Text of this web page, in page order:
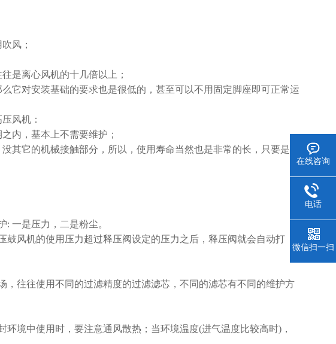
风；
是离心风机的十几倍以上；
它对安装基础的要求也是很低的，甚至可以不用固定脚座即可正常运
风机：
内，基本上不需要维护；
其它的机械接触部分，所以，使用寿命当然也是非常的长，只要是处
一是压力，二是粉尘。
鼓风机的使用压力超过释压阀设定的压力之后，释压阀就会自动打
，往往使用不同的过滤精度的过滤滤芯，不同的滤芯有不同的维护方
境中使用时，要注意通风散热；当环境温度(进气温度比较高时)，
在线咨询
电话
微信扫一扫